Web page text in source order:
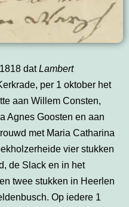
datLambert
per 1 oktober het
aan Willem Consten,
Agnes Goosten en aan
met Maria Catharina
vier stukken
de Slack en in het
twee stukken in Heerlen
Op iedere 1